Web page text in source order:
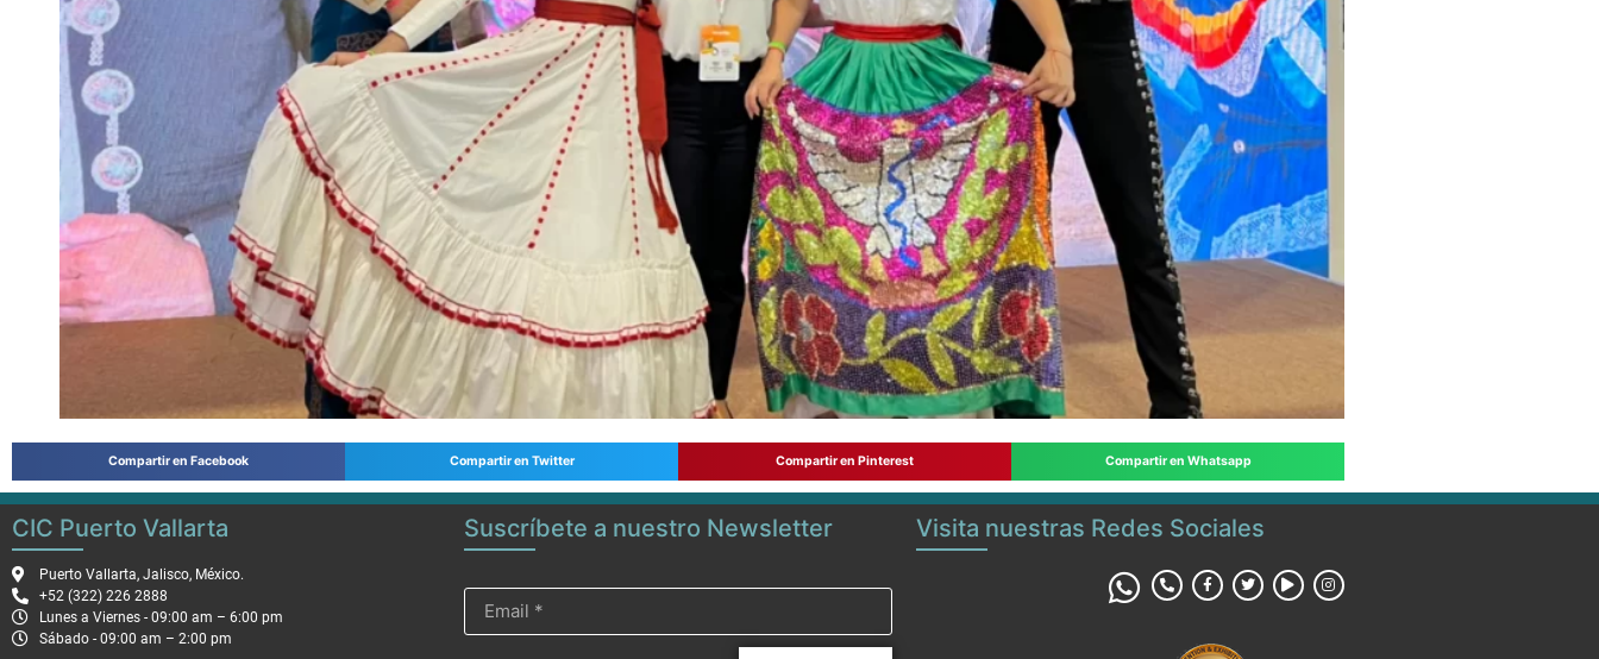
Compartir en Facebook Compartir en Twitter Compartir en Pinterest Compartir en Whatsapp
CIC Puerto Vallarta
Puerto Vallarta, Jalisco, México.
+52 (322) 226 2888
Lunes a Viernes - 09:00 am – 6:00 pm
Sábado - 09:00 am – 2:00 pm
Suscríbete a nuestro Newsletter Visita nuestras Redes Sociales